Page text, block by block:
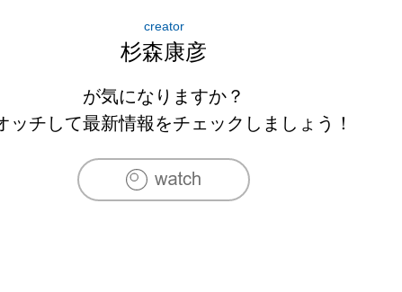
creator
杉森康彦
が気になりますか？
ッチして最新情報をチェックしましょう！